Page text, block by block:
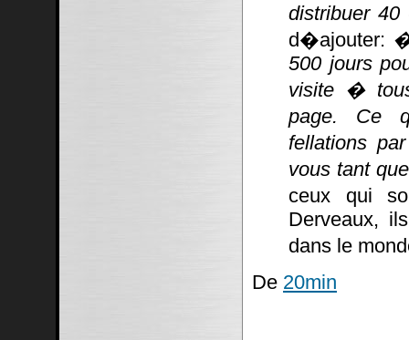
distribuer
d�ajouter:
500 jours
visite �
page. Ce
fellations
vous tant
ceux qui
Derveaux,
dans le
De 20min